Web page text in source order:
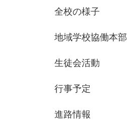
全校の様子
地域学校協働本部
生徒会活動
行事予定
進路情報